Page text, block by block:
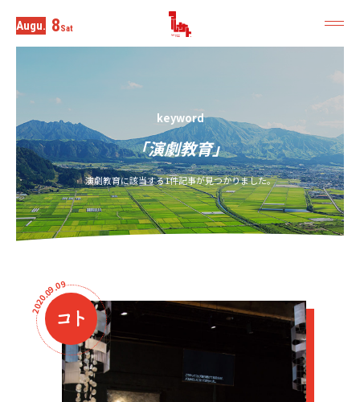
Augu. 8Sat
keyword
「演劇教育」
演劇教育に該当する1件記事が見つかりました。
2
0
2
0
.0
9
.09